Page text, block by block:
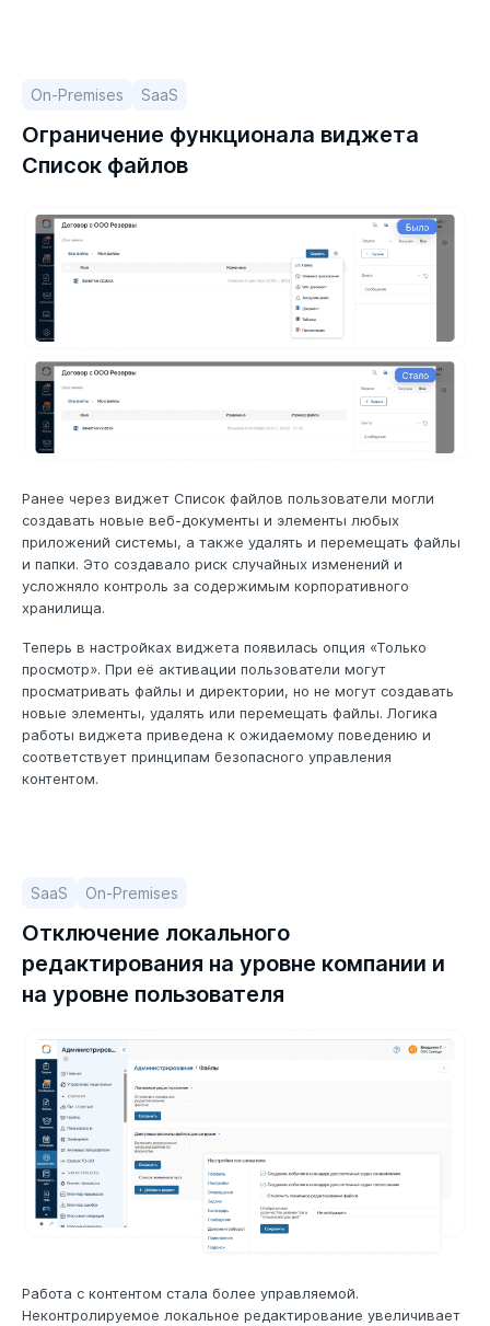
On-Premises SaaS
Ограничение функционала виджета
Список файлов
Ранее через виджет Список файлов пользователи могли
создавать новые веб-документы и элементы любых
приложений системы, а также удалять и перемещать файлы
и папки. Это создавало риск случайных изменений и
усложняло контроль за содержимым корпоративного
хранилища.
Теперь в настройках виджета появилась опция «Только
просмотр». При её активации пользователи могут
просматривать файлы и директории, но не могут создавать
новые элементы, удалять или перемещать файлы. Логика
работы виджета приведена к ожидаемому поведению и
соответствует принципам безопасного управления
контентом.
SaaS On-Premises
Отключение локального
редактирования на уровне компании и
на уровне пользователя
Работа с контентом стала более управляемой.
Неконтролируемое локальное редактирование увеличивает